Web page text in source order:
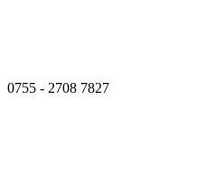
0755 - 2708 7827